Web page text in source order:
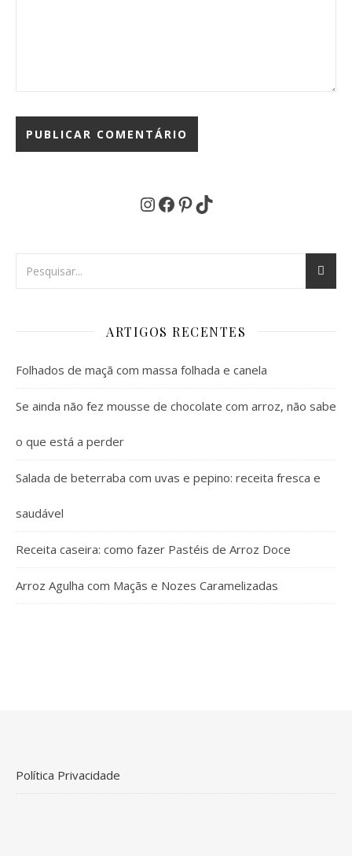
Instagram
Facebook
Pinterest
TikTok
ARTIGOS RECENTES
Folhados de maçã com massa folhada e canela
Se ainda não fez mousse de chocolate com arroz, não sabe
o que está a perder
Salada de beterraba com uvas e pepino: receita fresca e
saudável
Receita caseira: como fazer Pastéis de Arroz Doce
Arroz Agulha com Maçãs e Nozes Caramelizadas
Política Privacidade